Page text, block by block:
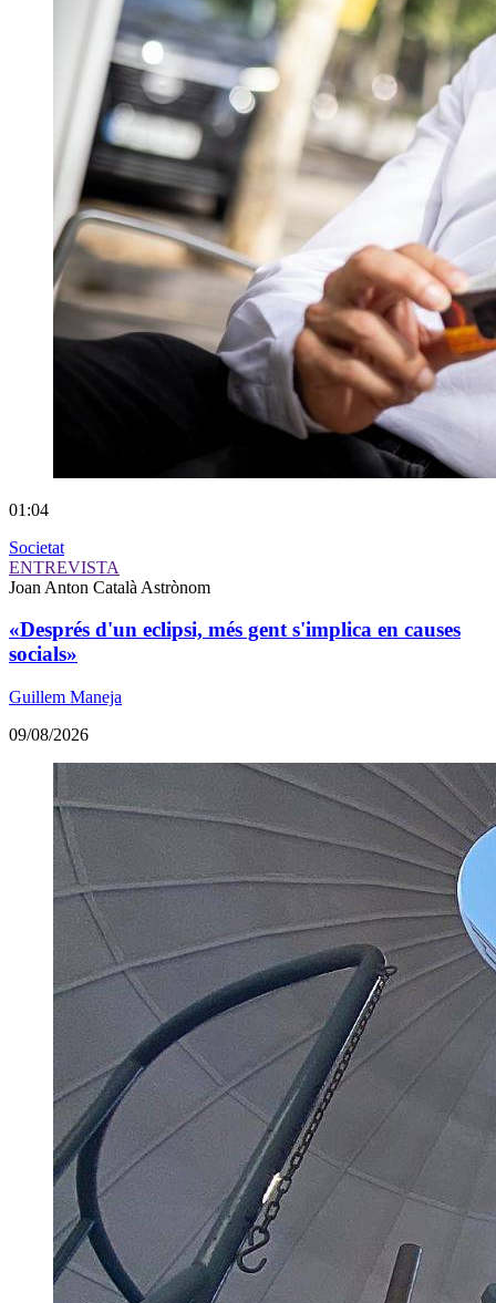
01:04
Societat
ENTREVISTA
Joan Anton Català Astrònom
«Després d'un eclipsi, més gent s'implica en causes
socials»
Guillem Maneja
09/08/2026